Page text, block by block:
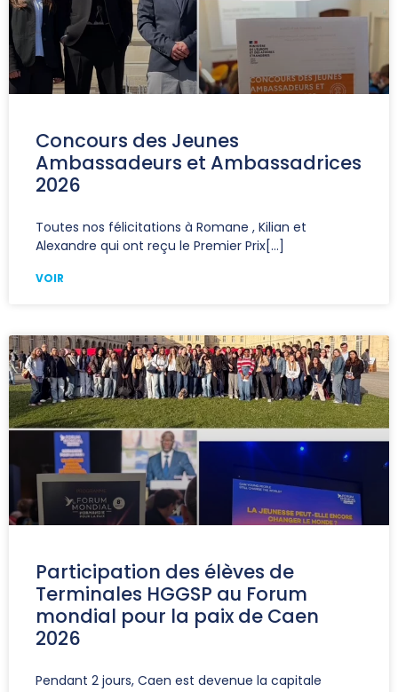
Concours des Jeunes
Ambassadeurs et Ambassadrices
2026
Toutes nos félicitations à Romane , Kilian et
Alexandre qui ont reçu le Premier Prix
VOIR
Participation des élèves de
Terminales HGGSP au Forum
mondial pour la paix de Caen
2026
Pendant 2 jours, Caen est devenue la capitale